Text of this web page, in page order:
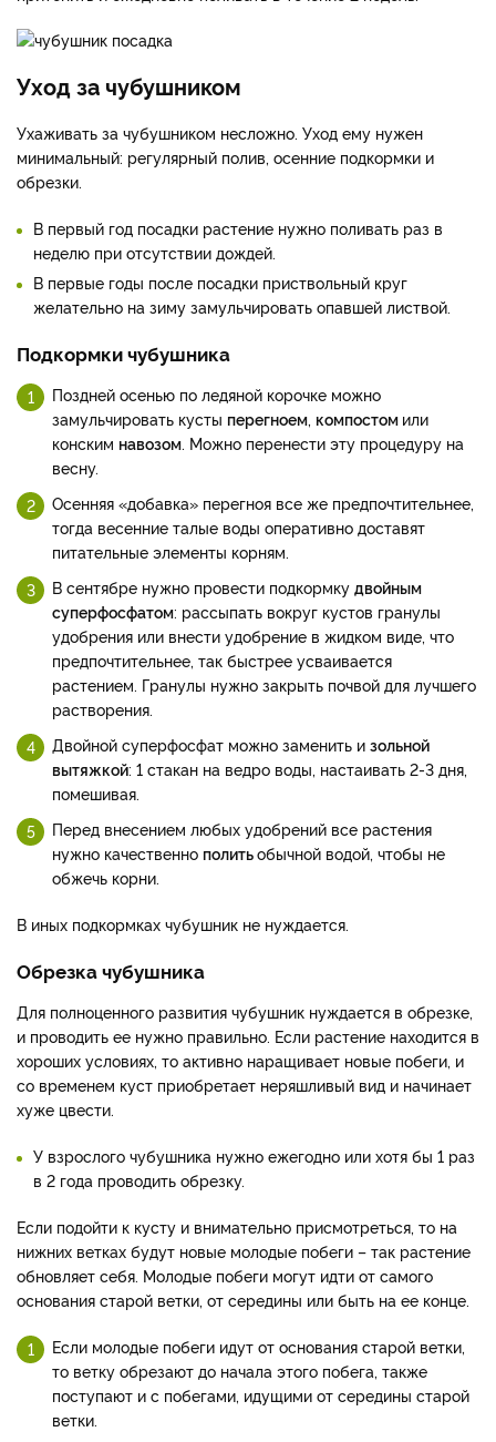
Уход за чубушником
Ухаживать за чубушником несложно. Уход ему нужен
минимальный: регулярный полив, осенние подкормки и
обрезки.
В первый год посадки растение нужно поливать раз в
неделю при отсутствии дождей.
В первые годы после посадки приствольный круг
желательно на зиму замульчировать опавшей листвой.
Подкормки чубушника
Поздней осенью по ледяной корочке можно
замульчировать кусты перегноем компостом или
конским навозом . Можно перенести эту процедуру на
весну.
Осенняя «добавка» перегноя все же предпочтительнее,
тогда весенние талые воды оперативно доставят
питательные элементы корням.
В сентябре нужно провести подкормку двойным
суперфосфатом: рассыпать вокруг кустов гранулы
удобрения или внести удобрение в жидком виде, что
предпочтительнее, так быстрее усваивается
растением. Гранулы нужно закрыть почвой для лучшего
растворения.
Двойной суперфосфат можно заменить и зольной
вытяжкой: 1 стакан на ведро воды, настаивать 2-3 дня,
помешивая.
Перед внесением любых удобрений все растения
нужно качественно политьобычной водой, чтобы не
обжечь корни.
В иных подкормках чубушник не нуждается.
Обрезка чубушника
Для полноценного развития чубушник нуждается в обрезке,
и проводить ее нужно правильно. Если растение находится в
хороших условиях, то активно наращивает новые побеги, и
со временем куст приобретает неряшливый вид и начинает
хуже цвести.
У взрослого чубушника нужно ежегодно или хотя бы 1 раз
в 2 года проводить обрезку.
Если подойти к кусту и внимательно присмотреться, то на
нижних ветках будут новые молодые побеги – так растение
обновляет себя. Молодые побеги могут идти от самого
основания старой ветки, от середины или быть на ее конце.
Если молодые побеги идут от основания старой ветки,
то ветку обрезают до начала этого побега, также
поступают и с побегами, идущими от середины старой
ветки.